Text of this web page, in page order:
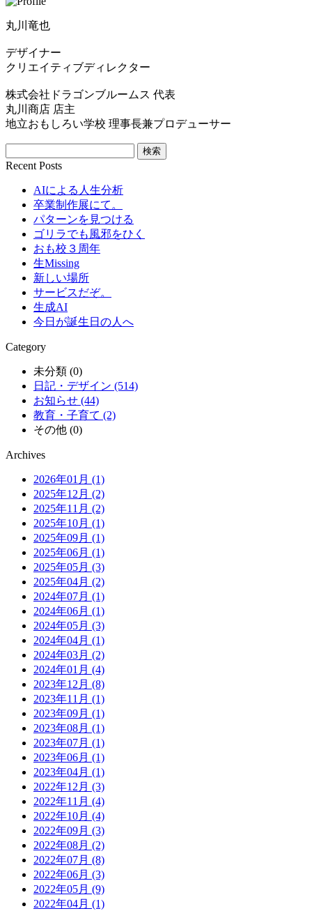
丸川竜也
デザイナー
クリエイティブディレクター
株式会社ドラゴンブルームス 代表
丸川商店 店主
地立おもしろい学校 理事長兼プロデューサー
Recent Posts
AIによる人生分析
卒業制作展にて。
パターンを見つける
ゴリラでも風邪をひく
おも校３周年
生Missing
新しい場所
サービスだぞ。
生成AI
今日が誕生日の人へ
Category
未分類 (0)
日記・デザイン (514)
お知らせ (44)
教育・子育て (2)
その他 (0)
Archives
2026年01月 (1)
2025年12月 (2)
2025年11月 (2)
2025年10月 (1)
2025年09月 (1)
2025年06月 (1)
2025年05月 (3)
2025年04月 (2)
2024年07月 (1)
2024年06月 (1)
2024年05月 (3)
2024年04月 (1)
2024年03月 (2)
2024年01月 (4)
2023年12月 (8)
2023年11月 (1)
2023年09月 (1)
2023年08月 (1)
2023年07月 (1)
2023年06月 (1)
2023年04月 (1)
2022年12月 (3)
2022年11月 (4)
2022年10月 (4)
2022年09月 (3)
2022年08月 (2)
2022年07月 (8)
2022年06月 (3)
2022年05月 (9)
2022年04月 (1)